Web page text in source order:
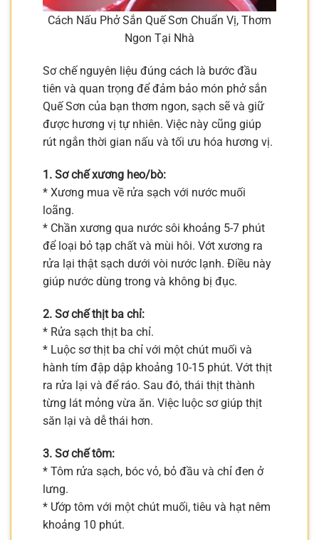
Cách Nấu Phở Sắn Quế Sơn Chuẩn Vị, Thơm
Ngon Tại Nhà
Sơ chế nguyên liệu đúng cách là bước đầu
tiên và quan trọng để đảm bảo món phở sắn
Quế Sơn của bạn thơm ngon, sạch sẽ và giữ
được hương vị tự nhiên. Việc này cũng giúp
rút ngắn thời gian nấu và tối ưu hóa hương vị.
1. Sơ chế xương heo/bò:
* Xương mua về rửa sạch với nước muối
loãng.
* Chần xương qua nước sôi khoảng 5-7 phút
để loại bỏ tạp chất và mùi hôi. Vớt xương ra
rửa lại thật sạch dưới vòi nước lạnh. Điều này
giúp nước dùng trong và không bị đục.
2. Sơ chế thịt ba chỉ:
* Rửa sạch thịt ba chỉ.
* Luộc sơ thịt ba chỉ với một chút muối và
hành tím đập dập khoảng 10-15 phút. Vớt thịt
ra rửa lại và để ráo. Sau đó, thái thịt thành
từng lát mỏng vừa ăn. Việc luộc sơ giúp thịt
săn lại và dễ thái hơn.
3. Sơ chế tôm:
* Tôm rửa sạch, bóc vỏ, bỏ đầu và chỉ đen ở
lưng.
* Ướp tôm với một chút muối, tiêu và hạt nêm
khoảng 10 phút.